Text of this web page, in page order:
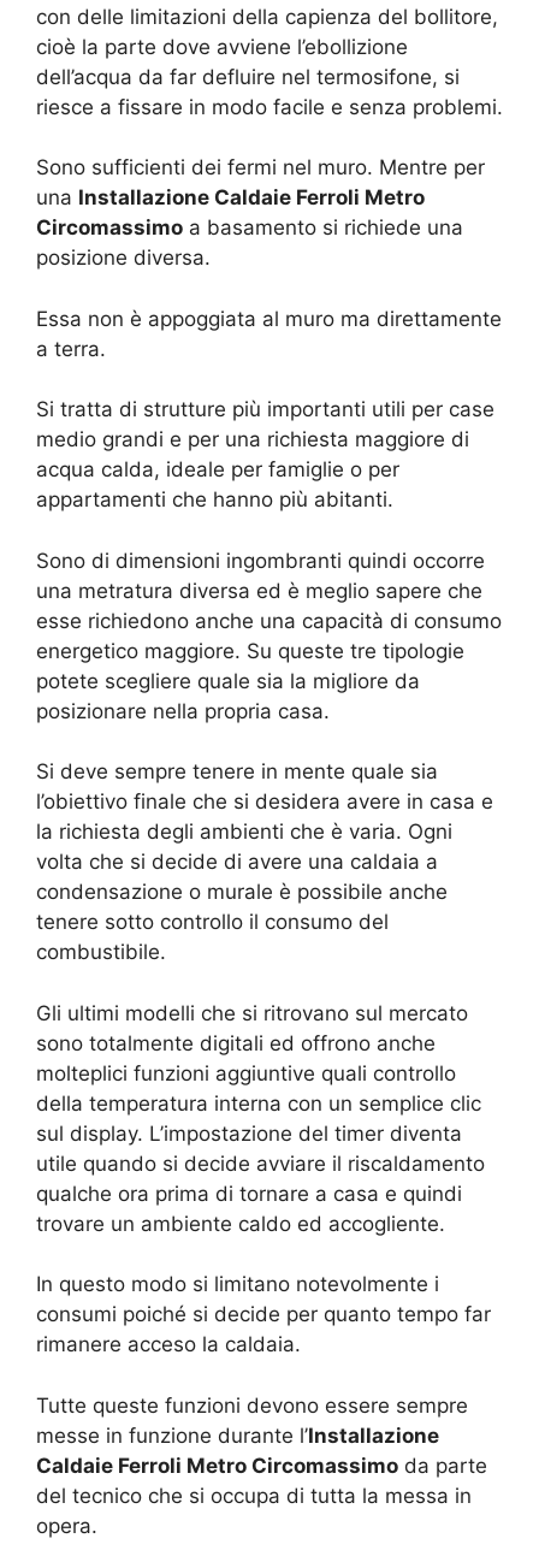
con delle limitazioni della capienza del bollitore,
cioè la parte dove avviene l’ebollizione
dell’acqua da far defluire nel termosifone, si
riesce a fissare in modo facile e senza problemi.
Sono sufficienti dei fermi nel muro. Mentre per
una Installazione Caldaie Ferroli Metro
Circomassimo a basamento si richiede una
posizione diversa.
Essa non è appoggiata al muro ma direttamente
a terra.
Si tratta di strutture più importanti utili per case
medio grandi e per una richiesta maggiore di
acqua calda, ideale per famiglie o per
appartamenti che hanno più abitanti.
Sono di dimensioni ingombranti quindi occorre
una metratura diversa ed è meglio sapere che
esse richiedono anche una capacità di consumo
energetico maggiore. Su queste tre tipologie
potete scegliere quale sia la migliore da
posizionare nella propria casa.
Si deve sempre tenere in mente quale sia
l’obiettivo finale che si desidera avere in casa e
la richiesta degli ambienti che è varia. Ogni
volta che si decide di avere una caldaia a
condensazione o murale è possibile anche
tenere sotto controllo il consumo del
combustibile.
Gli ultimi modelli che si ritrovano sul mercato
sono totalmente digitali ed offrono anche
molteplici funzioni aggiuntive quali controllo
della temperatura interna con un semplice clic
sul display. L’impostazione del timer diventa
utile quando si decide avviare il riscaldamento
qualche ora prima di tornare a casa e quindi
trovare un ambiente caldo ed accogliente.
In questo modo si limitano notevolmente i
consumi poiché si decide per quanto tempo far
rimanere acceso la caldaia.
Tutte queste funzioni devono essere sempre
messe in funzione durante l’Installazione
Caldaie Ferroli Metro Circomassimo da parte
del tecnico che si occupa di tutta la messa in
opera.